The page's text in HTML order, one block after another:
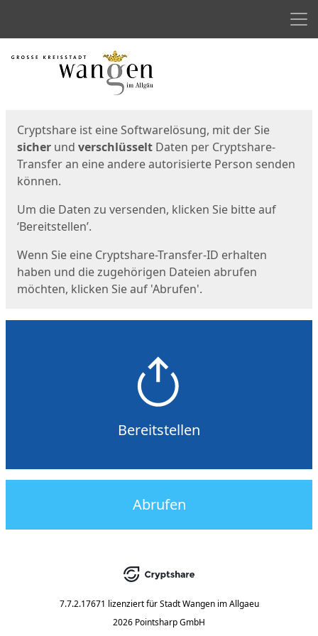
Start
Cryptshare ist eine Softwarelösung, mit der Sie
sicher und verschlüsselt Daten per Cryptshare-
Transfer an eine andere autorisierte Person senden
können.
Um die Daten zu versenden, klicken Sie bitte auf
‘Bereitstellen’.
Wenn Sie eine Cryptshare-Transfer-ID erhalten
haben und die zugehörigen Dateien abrufen
möchten, klicken Sie auf 'Abrufen'.
Bereitstellen
Abrufen
7.7.2.17671 lizenziert für Stadt Wangen im Allgaeu
2026 Pointsharp GmbH